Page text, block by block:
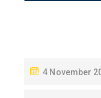
P
4 November